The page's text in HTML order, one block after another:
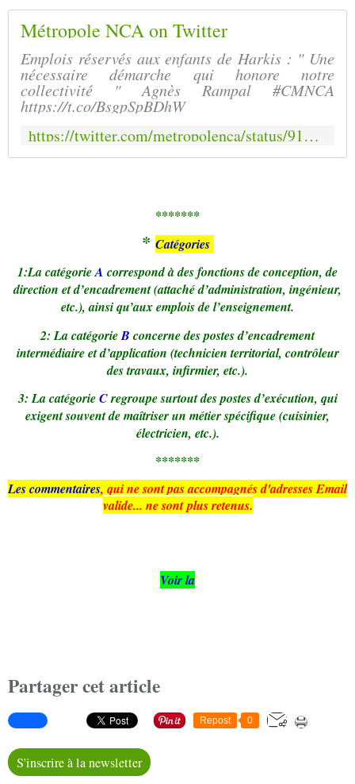
Métropole NCA on Twitter
Emplois réservés aux enfants de Harkis : " Une
nécessaire démarche qui honore notre
collectivité " Agnès Rampal #CMNCA
https://t.co/BsgpSpBDhW
https://twitter.com/metropolenca/status/917326067005829120
*******
* Catégories
1:La catégorieA correspond à des fonctions de conception, de
direction et d’encadrement (attaché d’administration, ingénieur,
etc.), ainsi qu’aux emplois de l’enseignement.
2: La catégorieB concerne des postes d’encadrement
intermédiaire et d’application (technicien territorial, contrôleur
des travaux, infirmier, etc.).
3: La catégorieCregroupe surtout des postes d’exécution, qui
exigent souvent de maîtriser un métier spécifique (cuisinier,
électricien, etc.).
*******
Les commentaires, qui ne sont pas accompagnés d'adresses Email
valide... ne sont plus retenus.
Voir la
Partager cet article
Repost 0
S'inscrire à la newsletter